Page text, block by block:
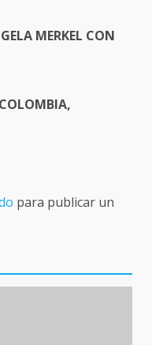
MERKEL CON
para publicar un